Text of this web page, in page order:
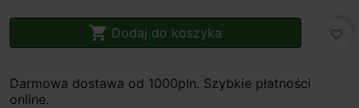
 Dodaj do koszyka favorite_border
Darmowa dostawa od 1000pln. Szybkie płatności
online.